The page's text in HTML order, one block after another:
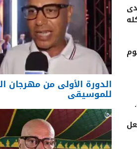
الدورة الأولى من مهرجان
للموسيقى